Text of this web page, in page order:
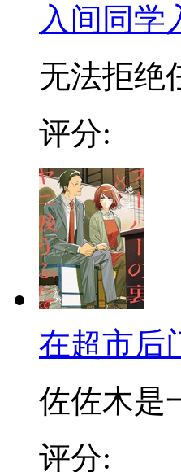
入间同学
无法拒绝
评分:
在超市后
佐佐木是
评分: